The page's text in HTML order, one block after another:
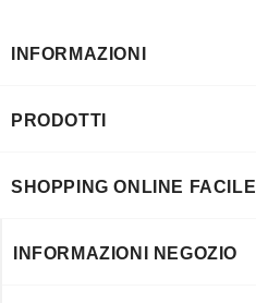
INFORMAZIONI
PRODOTTI
SHOPPING ONLINE FACILE
INFORMAZIONI NEGOZIO